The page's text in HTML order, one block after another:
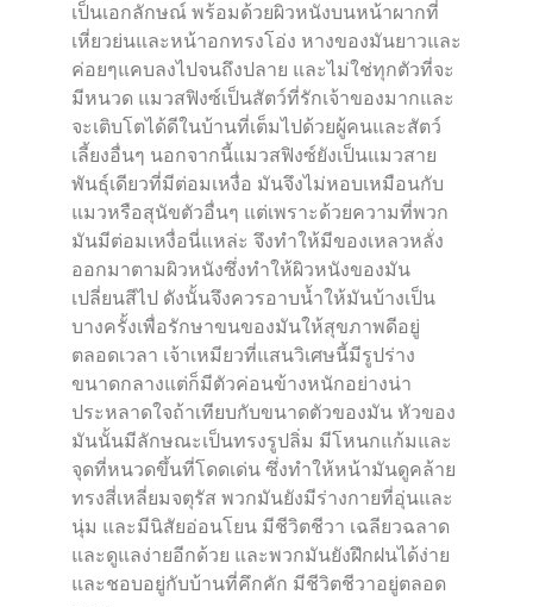
เป็นเอกลักษณ์ พร้อมด้วยผิวหนังบนหน้าผากที่
เหี่ยวย่นและหน้าอกทรงโอ่ง หางของมันยาวและ
ค่อยๆแคบลงไปจนถึงปลาย และไม่ใช่ทุกตัวที่จะ
มีหนวด แมวสฟิงซ์เป็นสัตว์ที่รักเจ้าของมากและ
จะเติบโตได้ดีในบ้านที่เต็มไปด้วยผู้คนและสัตว์
เลี้ยงอื่นๆ นอกจากนี้แมวสฟิงซ์ยังเป็นแมวสาย
พันธุ์เดียวที่มีต่อมเหงื่อ มันจึงไม่หอบเหมือนกับ
แมวหรือสุนัขตัวอื่นๆ แต่เพราะด้วยความที่พวก
มันมีต่อมเหงื่อนี่แหล่ะ จึงทำให้มีของเหลวหลั่ง
ออกมาตามผิวหนังซึ่งทำให้ผิวหนังของมัน
เปลี่ยนสีไป ดังนั้นจึงควรอาบน้ำให้มันบ้างเป็น
บางครั้งเพื่อรักษาขนของมันให้สุขภาพดีอยู่
ตลอดเวลา เจ้าเหมียวที่แสนวิเศษนี้มีรูปร่าง
ขนาดกลางแต่ก็มีตัวค่อนข้างหนักอย่างน่า
ประหลาดใจถ้าเทียบกับขนาดตัวของมัน หัวของ
มันนั้นมีลักษณะเป็นทรงรูปลิ่ม มีโหนกแก้มและ
จุดที่หนวดขึ้นที่โดดเด่น ซึ่งทำให้หน้ามันดูคล้าย
ทรงสี่เหลี่ยมจตุรัส พวกมันยังมีร่างกายที่อุ่นและ
นุ่ม และมีนิสัยอ่อนโยน มีชีวิตชีวา เฉลียวฉลาด
และดูแลง่ายอีกด้วย และพวกมันยังฝึกฝนได้ง่าย
และชอบอยู่กับบ้านที่คึกคัก มีชีวิตชีวาอยู่ตลอด